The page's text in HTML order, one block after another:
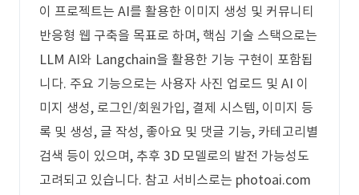
이 프로젝트는 AI를 활용한 이미지 생성 및 커뮤니티
반응형 웹 구축을 목표로 하며, 핵심 기술 스택으로는
LLM AI와 Langchain을 활용한 기능 구현이 포함됩
니다. 주요 기능으로는 사용자 사진 업로드 및 AI 이
미지 생성, 로그인/회원가입, 결제 시스템, 이미지 등
록 및 생성, 글 작성, 좋아요 및 댓글 기능, 카테고리별
검색 등이 있으며, 추후 3D 모델로의 발전 가능성도
고려되고 있습니다. 참고 서비스로는 photoai.com